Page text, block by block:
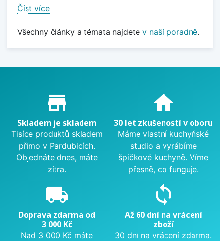
Číst více
Všechny články a témata najdete v naší poradně.
Proč nakupovat u nás?
store_mall_directory
Skladem je skladem
Tisíce produktů skladem
přímo v Pardubicích.
Objednáte dnes, máte
zítra.
home
30 let zkušeností v oboru
Máme vlastní kuchyňské
studio a vyrábíme
špičkové kuchyně. Víme
přesně, co funguje.
local_shipping
Doprava zdarma od
3 000 Kč
Nad 3 000 Kč máte
sync
Až 60 dní na vrácení
zboží
30 dní na vrácení zdarma.